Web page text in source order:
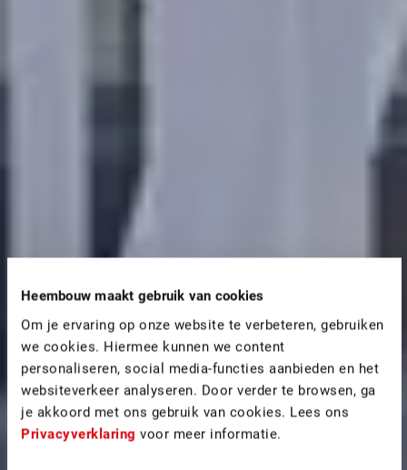
Heembouw maakt gebruik van cookies
Om je ervaring op onze website te verbeteren, gebruiken
we cookies. Hiermee kunnen we content
personaliseren, social media-functies aanbieden en het
websiteverkeer analyseren. Door verder te browsen, ga
je akkoord met ons gebruik van cookies. Lees ons
Privacyverklaring voor meer informatie.